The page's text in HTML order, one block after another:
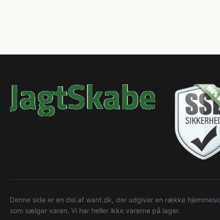
Denne side er en del af want.dk, der udgiver en række
som sælger varen. Vi har heller ikke varerne på lager.